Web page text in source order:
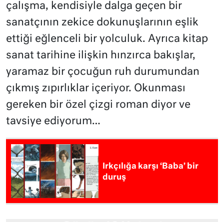
çalışma, kendisiyle dalga geçen bir
sanatçının zekice dokunuşlarının eşlik
ettiği eğlenceli bir yolculuk. Ayrıca kitap
sanat tarihine ilişkin hınzırca bakışlar,
yaramaz bir çocuğun ruh durumundan
çıkmış zıpırlıklar içeriyor. Okunması
gereken bir özel çizgi roman diyor ve
tavsiye ediyorum…
Irkçılığa karşı ‘Baba’ bir
duruş